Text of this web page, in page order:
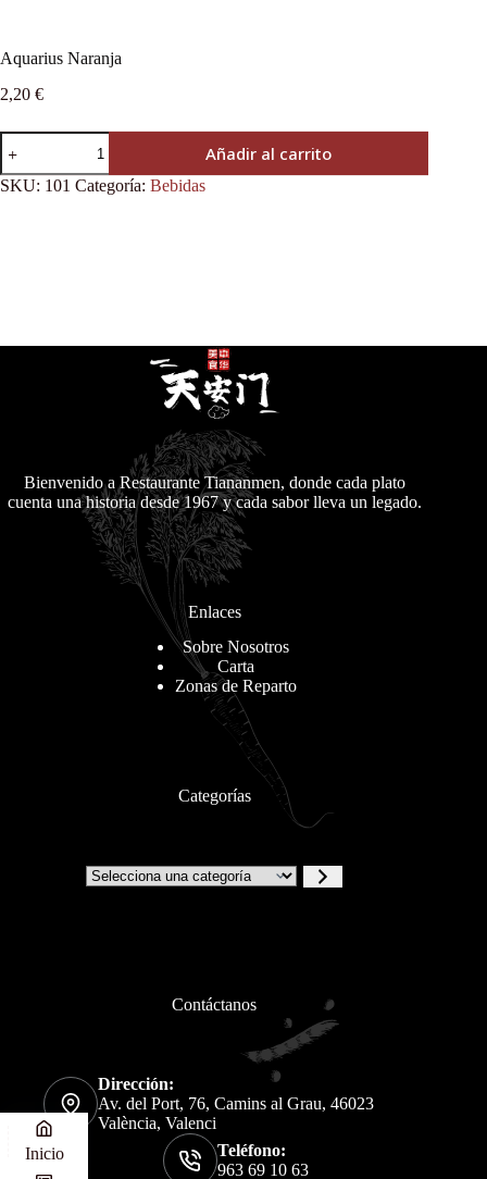
Aquarius Naranja
2,20 €
Añadir al carrito
SKU: 101 Categoría: Bebidas
Bienvenido a Restaurante Tiananmen, donde cada plato
cuenta una historia desde 1967 y cada sabor lleva un legado.
Enlaces
Sobre Nosotros
Carta
Zonas de Reparto
Categorías
Contáctanos
Dirección:
Av. del Port, 76, Camins al Grau, 46023
València, Valenci
Teléfono:
963 69 10 63
Inicio